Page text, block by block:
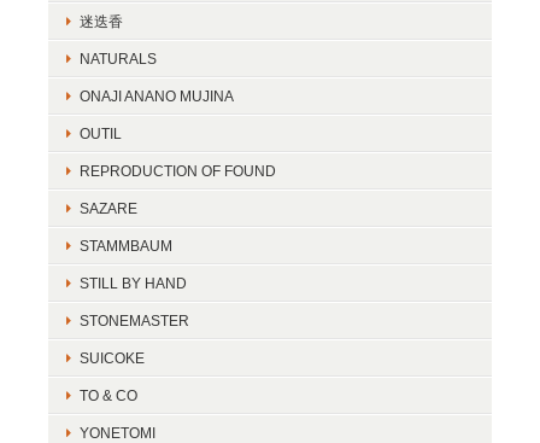
迷迭香
NATURALS
ONAJI ANANO MUJINA
OUTIL
REPRODUCTION OF FOUND
SAZARE
STAMMBAUM
STILL BY HAND
STONEMASTER
SUICOKE
TO & CO
YONETOMI